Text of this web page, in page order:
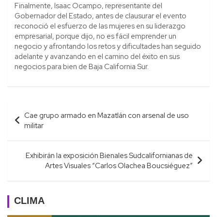
Finalmente, Isaac Ocampo, representante del
Gobernador del Estado, antes de clausurar el evento
reconoció el esfuerzo de las mujeres en su liderazgo
empresarial, porque dijo, no es fácil emprender un
negocio y afrontando los retos y dificultades han seguido
adelante y avanzando en el camino del éxito en sus
negocios para bien de Baja California Sur.
Navegación
de
entradas
Cae grupo armado en Mazatlán con arsenal de uso
militar
Exhibirán la exposición Bienales Sudcalifornianas de
Artes Visuales “Carlos Olachea Boucsiéguez”
CLIMA